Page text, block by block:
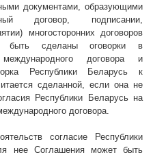
документами, образующими
договор, подписании,
многосторонних договоров
быть сделаны оговорки в
договора и
Республики Беларусь к
сделанной, если она не
Республики Беларусь на
договора.
согласие Республики
нее Соглашенияможет быть